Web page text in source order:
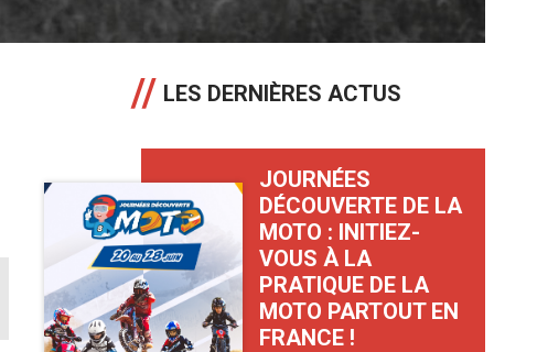
LES DERNIÈRES ACTUS
JOURNÉES
DÉCOUVERTE DE LA
MOTO : INITIEZ-
VOUS À LA
PRATIQUE DE LA
MOTO PARTOUT EN
FRANCE !